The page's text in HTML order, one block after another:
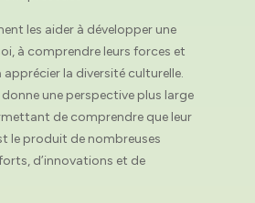
les aider à développer une
à comprendre leurs forces et
apprécier la diversité culturelle.
donne une perspective plus large
de comprendre que leur
le produit de nombreuses
d’innovations et de